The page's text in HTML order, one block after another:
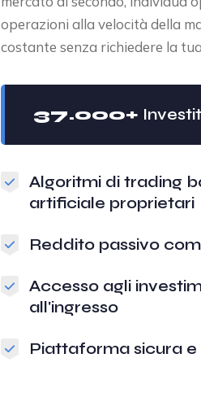
operazioni alla velocità della
costante senza richiedere la
37.000+
Algoritmi di trading
artificiale proprietari
Reddito passivo
Accesso agli
all'ingresso
Piattaforma sicura